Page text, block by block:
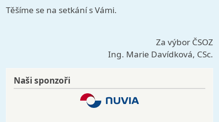
Těšíme se na setkání s Vámi.
Za výbor ČSOZ
Ing. Marie Davídková, CSc.
Naši sponzoři
Image